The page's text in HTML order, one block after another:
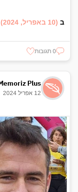
ב (10 באפריל, 2024)
0 תגובות
Plus
12 אפריל 2024